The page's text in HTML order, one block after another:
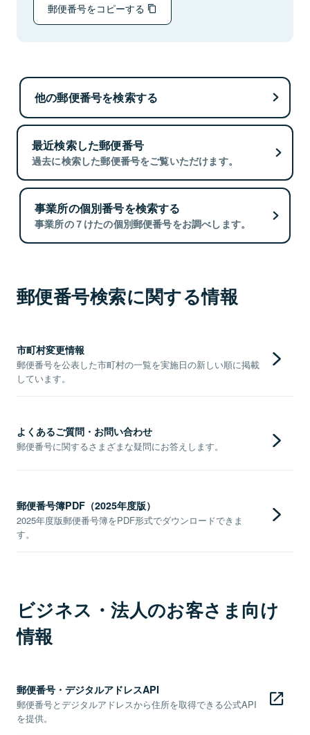
郵便番号をコピーする
他の郵便番号を検索する
最近検索した郵便番号
過去に検索した郵便番号をご覧いただけます。
事業所の個別番号を検索する
事業所の７けたの個別郵便番号をお調べします。
郵便番号検索に関する情報
市町村変更情報
郵便番号を公表した市町村の一覧を実施日の新しい順に掲載
しています。
よくあるご質問・お問い合わせ
郵便番号に関するさまざまな疑問にお答えします。
郵便番号簿PDF（2025年度版）
2025年度版郵便番号簿をPDF形式でダウンロードできま
す。
ビジネス・法人のお客さま向け
情報
郵便番号・デジタルアドレスAPI
郵便番号とデジタルアドレスから住所を取得できる公式API
を提供。